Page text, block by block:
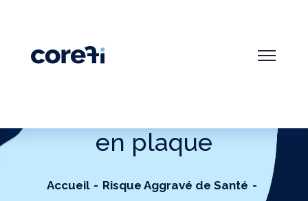
en plaque
Accueil
Risque Aggravé de Santé